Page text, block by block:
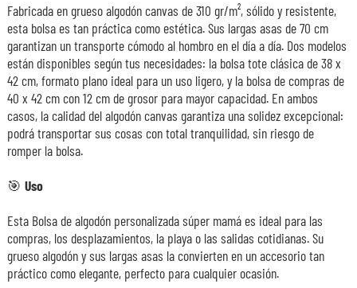
Fabricada en grueso algodón canvas de 310 gr/m², sólido y resistente,
esta bolsa es tan práctica como estética. Sus largas asas de 70 cm
garantizan un transporte cómodo al hombro en el día a día. Dos modelos
están disponibles según tus necesidades: la bolsa tote clásica de 38 x
42 cm, formato plano ideal para un uso ligero, y la bolsa de compras de
40 x 42 cm con 12 cm de grosor para mayor capacidad. En ambos
casos, la calidad del algodón canvas garantiza una solidez excepcional:
podrá transportar sus cosas con total tranquilidad, sin riesgo de
romper la bolsa.
🎯 Uso
Esta Bolsa de algodón personalizada súper mamá es ideal para las
compras, los desplazamientos, la playa o las salidas cotidianas. Su
grueso algodón y sus largas asas la convierten en un accesorio tan
práctico como elegante, perfecto para cualquier ocasión.